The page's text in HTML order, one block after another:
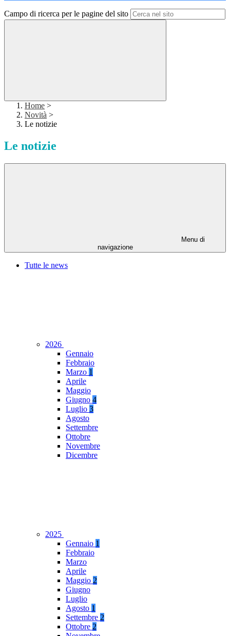
Campo di ricerca per le pagine del sito
Home >
Novità >
Le notizie
Le notizie
Menu di
navigazione
Tutte le news
2026
Gennaio
Febbraio
Marzo 1
Aprile
Maggio
Giugno 4
Luglio 3
Agosto
Settembre
Ottobre
Novembre
Dicembre
2025
Gennaio 1
Febbraio
Marzo
Aprile
Maggio 2
Giugno
Luglio
Agosto 1
Settembre 2
Ottobre 2